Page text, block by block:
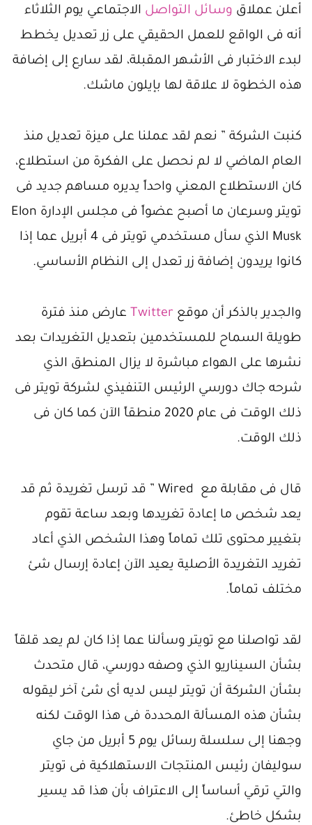
أعلن عملاق وسائل التواصل الاجتماعي يوم الثلاثاء
أنه فى الواقع للعمل الحقيقي على زر تعديل يخطط
لبدء الاختبار فى الأشهر المقبلة، لقد سارع إلى إضافة
هذه الخطوة لا علاقة لها بإيلون ماشك.
كنبت الشركة ” نعم لقد عملنا على ميزة تعديل منذ
العام الماضي لا لم نحصل على الفكرة من استطلاع،
كان الاستطلاع المعني واحداً يديره مساهم جديد فى
تويتر وسرعان ما أصبح عضواً فى مجلس الإدارة Elon
Musk الذي سأل مستخدمي تويتر فى 4 أبريل عما إذا
كانوا يريدون إضافة زر تعدل إلى النظام الأساسي.
والجدير بالذكر أن موقع Twitter عارض منذ فترة
طويلة السماح للمستخدمين بتعديل التغريدات بعد
نشرها على الهواء مباشرة لا يزال المنطق الذي
شرحه جاك دورسي الرئيس التنفيذي لشركة تويتر فى
ذلك الوقت فى عام 2020 منطقاً الآن كما كان فى
ذلك الوقت.
قال فى مقابلة مع Wired ” قد ترسل تغريدة ثم قد
يعد شخص ما إعادة تغريدها وبعد ساعة تقوم
بتغيير محتوى تلك تماماً وهذا الشخص الذي أعاد
تغريد التغريدة الأصلية يعيد الآن إعادة إرسال شئ
مختلف تماماً.
لقد تواصلنا مع تويتر وسألنا عما إذا كان لم يعد قلقاً
بشأن السيناريو الذي وصفه دورسي، قال متحدث
بشأن الشركة أن تويتر ليس لديه أى شئ آخر ليقوله
بشأن هذه المسألة المحددة فى هذا الوقت لكنه
وجهنا إلى سلسلة رسائل يوم 5 أبريل من جاي
سوليفان رئيس المنتجات الاستهلاكية فى تويتر
والتي ترقي أساساً إلى الاعتراف بأن هذا قد يسير
بشكل خاطئ.